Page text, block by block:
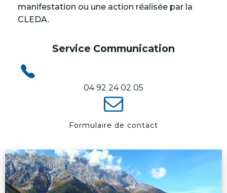
manifestation ou une action réalisée par la
CLEDA.
Service Communication
04 92 24 02 05
Formulaire de contact